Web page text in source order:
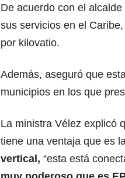
De acuerdo con el
sus servicios en el
por kilovatio.
Además, aseguró que
municipios en los que
La ministra Vélez explicó
tiene una ventaja que es
vertical, “esta está